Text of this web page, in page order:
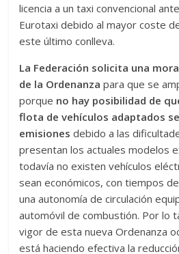
licencia a un taxi convencional
Eurotaxi debido al mayor coste
este último conlleva.
La Federación solicita una
de la Ordenanza para que se
porque no hay posibilidad de
flota de vehículos adaptados
emisiones debido a las
presentan los actuales modelos
todavía no existen vehículos
sean económicos, con tiempos
una autonomía de circulación
automóvil de combustión. Por lo
vigor de esta nueva Ordenanza
está haciendo efectiva la